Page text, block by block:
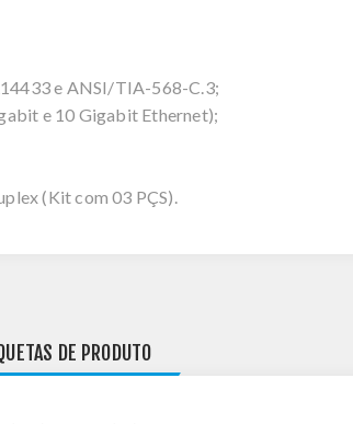
e ANSI/TIA-568-C.3;
e 10 Gigabit Ethernet);
(Kit com 03 PÇS).
DE PRODUTO